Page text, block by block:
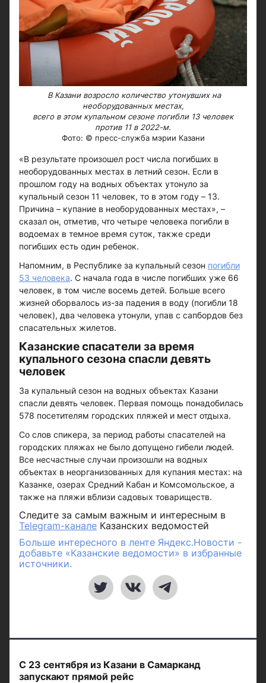
В Казани возросло количество утонувших на
необорудованных местах,
всего в этом купальном сезоне погибли 13 человек
против 11 в 2022-м.
Фото: © пресс-служба мэрии Казани
«В результате произошел рост числа погибших в
необорудованных местах в летний сезон. Если в
прошлом году на водных объектах утонуло за
купальный сезон 11 человек, то в этом году – 13.
Причина – купание в необорудованных местах», –
сказал он, отметив, что четыре человека погибли в
водоемах в темное время суток, также среди
погибших есть один ребенок.
Напомним, в Республике за купальный сезон погибли
53 человека. С начала года в числе погибших уже 66
человек, в том числе восемь детей. Больше всего
жизней оборвалось из-за падения в воду (погибли 18
человек), два человека утонули, упав с сапбордов без
спасательных жилетов.
Казанские спасатели за время
купального сезона спасли девять
человек
За купальный сезон на водных объектах Казани
спасли девять человек. Первая помощь понадобилась
578 посетителям городских пляжей и мест отдыха.
Со слов спикера, за период работы спасателей на
городских пляжах не было допущено гибели людей.
Все несчастные случаи произошли на водных
объектах в неорганизованных для купания местах: на
Казанке, озерах Средний Кабан и Комсомольское, а
также на пляжи вблизи садовых товариществ.
Следите за самым важным и интересным в
Telegram-канале Казанских ведомостей
Больше интересного в ленте Яндекс.Новости -
добавьте «Казанские ведомости» в избранные
источники.
С 23 сентября из Казани в Самарканд
запускают прямой рейс